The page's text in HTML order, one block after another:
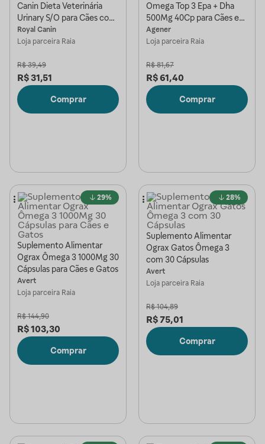
Canin Dieta Veterinária
Urinary S/O para Cães com
Doenças Urinárias
Royal Canin
Loja parceira Raia
R$ 39,49
R$31,51
Comprar
Omega Top 3 Epa + Dha
500Mg 40Cp para Cães e
Gatos
Agener
Loja parceira Raia
R$ 81,67
R$61,40
Comprar
29%
Suplemento Alimentar
Ograx Ômega 3 1000Mg 30
Cápsulas para Cães e Gatos
Avert
Loja parceira Raia
R$ 144,90
R$103,30
Comprar
28%
Suplemento Alimentar
Ograx Gatos Ômega 3
com 30 Cápsulas
Avert
Loja parceira Raia
R$ 104,89
R$75,01
Comprar